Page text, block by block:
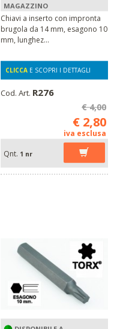
MAGAZZINO
Chiavi a inserto con impronta
brugola da 14 mm, esagono 10
mm, lunghez...
CLICCA E SCOPRI I DETTAGLI
Cod. Art. R276
€ 4,00
€ 2,80
iva esclusa
Qnt. 1 nr